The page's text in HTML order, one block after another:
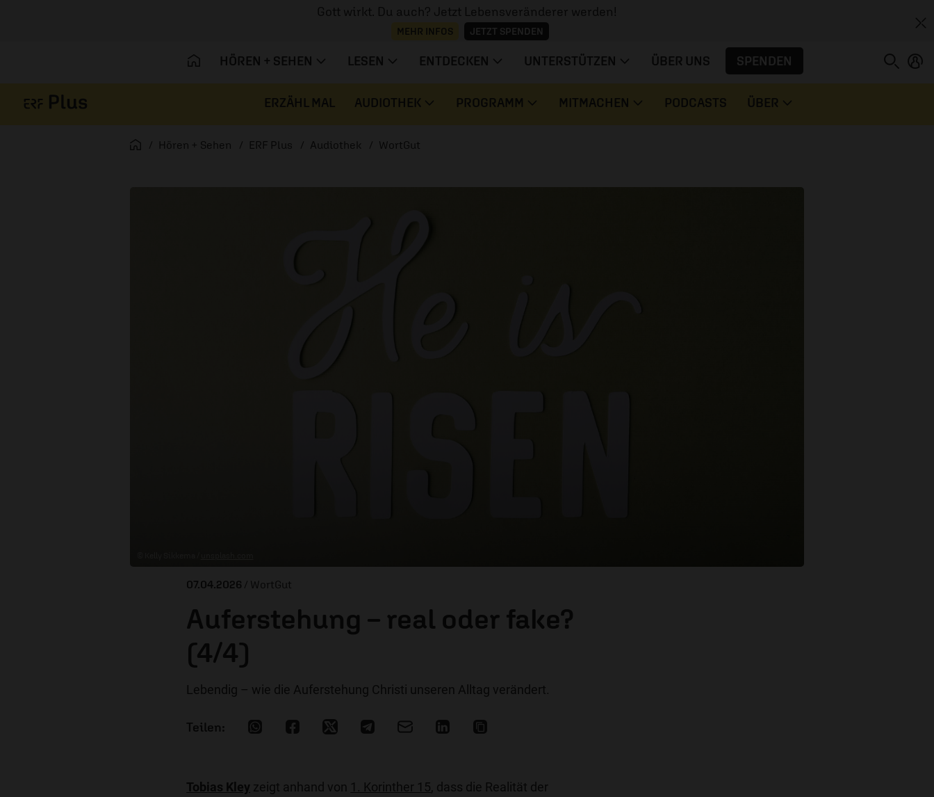
Gott wirkt. Du auch? Jetzt Lebensveränderer werden!
MEHR INFOS JETZT SPENDEN
HÖREN + SEHEN LESEN ENTDECKEN UNTERSTÜTZEN ÜBER UNS SPENDEN
ERZÄHL MAL AUDIOTHEK PROGRAMM MITMACHEN PODCASTS ÜBER
Startseite
Hören + Sehen ERF Plus Audiothek WortGut
07.04.2026 / WortGut
Auferstehung – real oder fake?
(4/4)
Lebendig – wie die Auferstehung Christi unseren Alltag verändert.
Tobias Kley zeigt anhand von 1. Korinther 15 , dass die Realität der